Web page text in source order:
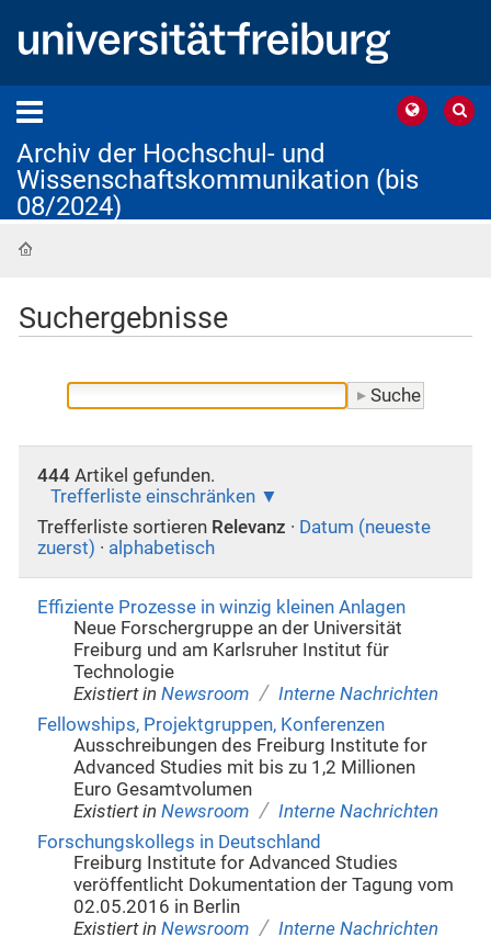
Archiv der Hochschul- und
Wissenschaftskommunikation (bis
08/2024)
Suchergebnisse
444Artikel gefunden.
Trefferliste einschränken
Trefferliste sortieren Relevanz · Datum (neueste
zuerst) · alphabetisch
Effiziente Prozesse in winzig kleinen Anlagen
Neue Forschergruppe an der Universität
Freiburg und am Karlsruher Institut für
Technologie
Existiert in Newsroom / Interne Nachrichten
Fellowships, Projektgruppen, Konferenzen
Ausschreibungen des Freiburg Institute for
Advanced Studies mit bis zu 1,2 Millionen
Euro Gesamtvolumen
Existiert in Newsroom / Interne Nachrichten
Forschungskollegs in Deutschland
Freiburg Institute for Advanced Studies
veröffentlicht Dokumentation der Tagung vom
02.05.2016 in Berlin
Existiert in Newsroom / Interne Nachrichten